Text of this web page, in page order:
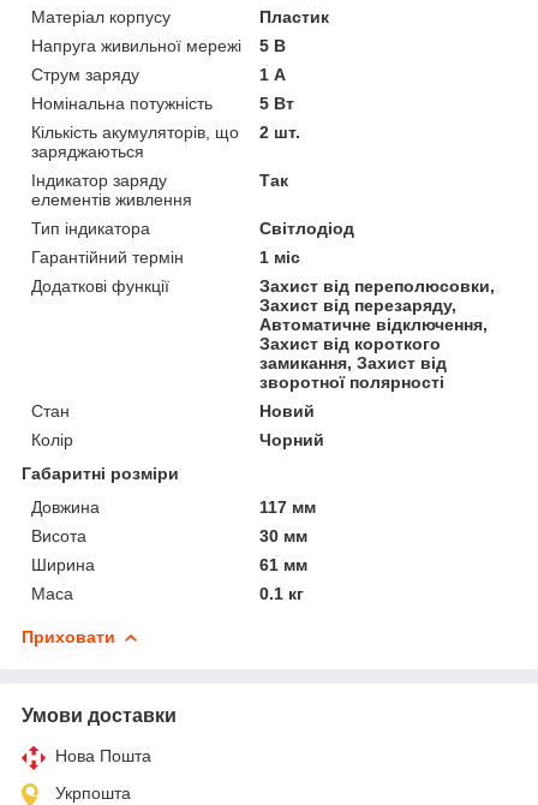
Матеріал корпусу
Пластик
Напруга живильної мережі
5 В
Струм заряду
1 А
Номінальна потужність
5 Вт
Кількість акумуляторів, що
заряджаються
2 шт.
Індикатор заряду
елементів живлення
Так
Тип індикатора
Світлодіод
Гарантійний термін
1 міс
Додаткові функції
Захист від переполюсовки,
Захист від перезаряду,
Автоматичне відключення,
Захист від короткого
замикання, Захист від
зворотної полярності
Стан
Новий
Колір
Чорний
Габаритні розміри
Довжина
117 мм
Висота
30 мм
Ширина
61 мм
Маса
0.1 кг
Приховати
Умови доставки
Нова Пошта
Укрпошта